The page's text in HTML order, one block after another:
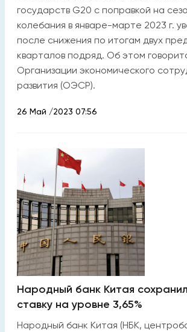
государств G20 с поправкой на
колебания в январе-марте 2023 г.
после снижения по итогам двух
кварталов подряд. Об этом
Организации экономического
развития (ОЭСР).
26 Май /2023 07:56
Народный банк Китая
ставку на уровне 3,65%
Народный банк Китая (НБК,